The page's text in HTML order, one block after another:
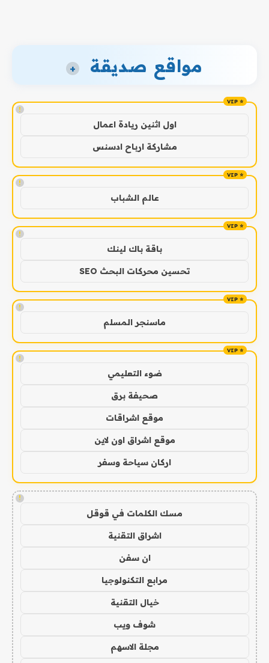
مواقع صديقة +
!
اول اثنين ريادة اعمال
مشاركة ارباح ادسنس
!
عالم الشباب
!
باقة باك لينك
تحسين محركات البحث SEO
!
ماسنجر المسلم
!
ضوء التعليمي
صحيفة برق
موقع اشراقات
موقع اشراق اون لاين
اركان سياحة وسفر
!
مسك الكلمات في قوقل
اشراق التقنية
ان سفن
مرابع التكنولوجيا
خيال التقنية
شوف ويب
مجلة الاسهم